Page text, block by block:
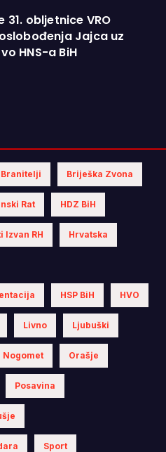
31. obljetnice VRO
Jajca uz
HNS-a BiH
Branitelji Briješka Zvona
Rat HDZ BiH
Izvan RH Hrvatska
HSP BiH HVO
Livno Ljubuški
Nogomet Orašje
Posavina
Sport